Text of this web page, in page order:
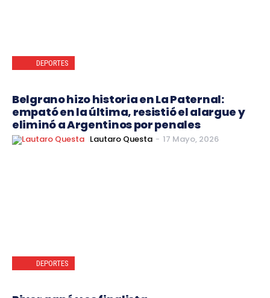
DEPORTES
Belgrano hizo historia en La Paternal:
empató en la última, resistió el alargue y
eliminó a Argentinos por penales
Lautaro Questa - 17 Mayo, 2026
DEPORTES